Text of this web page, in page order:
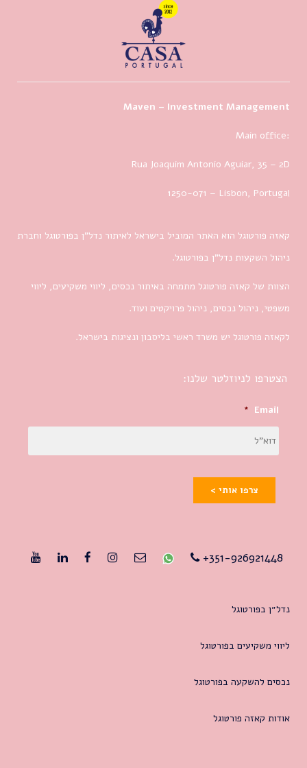
Maven – Investment Management
Main office:
Rua Joaquim Antonio Aguiar, 35 – 2D
1250-071 – Lisbon, Portugal
קאזה פורטוגל הוא האתר המוביל בישראל לאיתור נדל”ן בפורטוגל וחברת
ניהול השקעות נדל”ן בפורטוגל.
הצוות של קאזה פורטוגל מתמחה באיתור נכסים, ליווי משקיעים, ליווי
משפטי, ניהול נכסים, ניהול פרויקטים ועוד.
לקאזה פורטוגל יש משרד ראשי בליסבון ונציגות בישראל.
הצטרפו לניוזלטר שלנו:
Email
*
צרפו אותי >
351-926921448+
נדל״ן בפורטוגל
ליווי משקיעים בפורטוגל
נכסים להשקעה בפורטוגל
אודות קאזה פורטוגל